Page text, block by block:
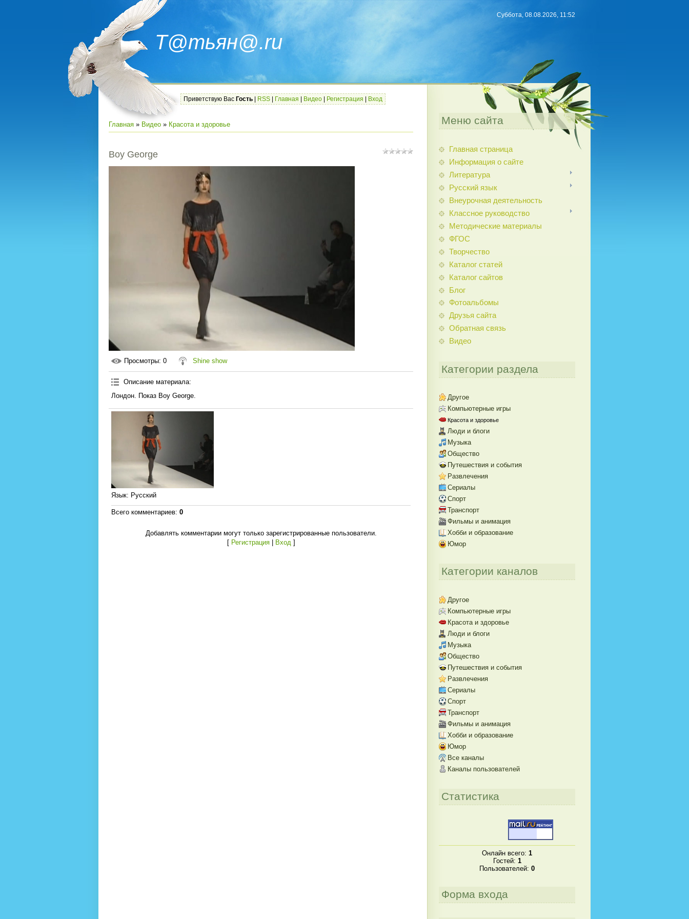
Т@тьян@.ru
Суббота, 08.08.2026, 11:52
Приветствую Вас Гость RSS Главная Видео Регистрация Вход
Главная » Видео » Красота и здоровье
Boy George
Просмотры: 0 Shine show
Описание материала:
Лондон. Показ Boy George.
Язык: Русский
Всего комментариев: 0
Добавлять комментарии могут только зарегистрированные пользователи.
[ Регистрация| Вход]
Меню сайта
Главная страница
Информация о сайте
Литература
Русский язык
Внеурочная деятельность
Классное руководство
Методические материалы
ФГОС
Творчество
Каталог статей
Каталог сайтов
Блог
Фотоальбомы
Друзья сайта
Обратная связь
Видео
Категории раздела
Другое
Компьютерные игры
Красота и здоровье
Люди и блоги
Музыка
Общество
Путешествия и события
Развлечения
Сериалы
Спорт
Транспорт
Фильмы и анимация
Хобби и образование
Юмор
Категории каналов
Другое
Компьютерные игры
Красота и здоровье
Люди и блоги
Музыка
Общество
Путешествия и события
Развлечения
Сериалы
Спорт
Транспорт
Фильмы и анимация
Хобби и образование
Юмор
Все каналы
Каналы пользователей
Статистика
Онлайн всего: 1
Гостей: 1
Пользователей: 0
Форма входа